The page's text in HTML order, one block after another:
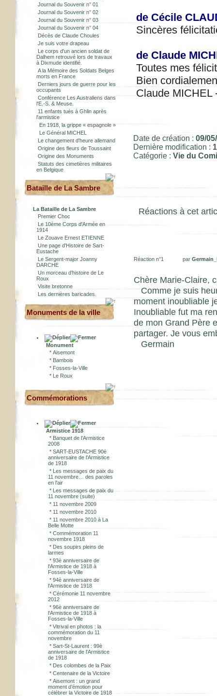
Journal du Souvenir n° 01
Journal du Souvenir n° 02
Journal du Souvenir n° 03
Journal du Souvenir n° 04
Décès de Claude Choules
Je suis votre drapeau
Le corps d'un ancien soldat de
Dalhem retrouvé lors de travaux
à Dixmude identifié.
A la Mémoire des Soldats Belges
morts en France
Derniers jours de guerre pour les
occupants
Conférence Les Australiens dans
l'E.-S. & Meuse.
11 enfants tués à Ghlin après
l'armistice
En 1918, la grippe « espagnole »
Le Général MICHEL
Le changement d'heure allemand
Origine des fleurs de Toussaint
Origine des Monuments
Statuts des cimetières militaires
en Belgique
Bataille de La Sambre
La Bataille de La Sambre
Premier Choc
Le 10ème Corps d'Armée en
1914
Le Zouave Ernest ETIENNE
Une page d'Histoire de Sart-
Eustache
Le Sergent-major Joanny
DARCHE
Un morceau d’histoire de Le
Roux
Visite bretonne
Les dernières baricades.
Monuments de la ville
Monument
* Aisemont
* Bambois
* Fosses-la-Ville
* Le Roux
Commémorations
Armistice 1918
* Banquet de l'Armistice
2008
* SART-EUSTACHE 90è
anniversaire de l'Armistice
de 1918
* Les messages de paix du
11 novembre… des paroles
en l’air
* Les messages de paix du
11 novembre (suite)
* 11 novembre 2009
* 11 novembre 2010
* 11 novembre 2010 à La
Belle Motte
* Commémoration 11
novembre 1918
* Des soupirs pleins de
larmes
* 93è anniversaire de
l'Armistice de 1918 à
Fosses-la-Ville
* 94è anniversaire de
l'Armistice de 1918
* Cérémonie 11 novembre
2012
* 96è anniversaire de
l'Armistice de 1918 à
Fosses-la-Ville
* Vitrival en photos : la
commémoration du 11
novembre
* Sart-St-Laurent : 99è
anniversaire de l'Armistice
de 1918
* Des colombes de la Paix
* Centenaire de la Victoire
* Aisemont : un grand
moment d’émotion pour
célébrer la Victoire de 1918
de Cécile
Sincères
de Claude
Toutes mes
Bien
Claude MICHEL
Date de création : 09/
Dernière modification :
Catégorie : Vie du
Réactions à cet
Réaction n°1 par
Chère Marie-Claire,
Comme je suis
moment inoubliable
Inoubliable fut ma
de mon Grand Père
partager. Je vous
Germain